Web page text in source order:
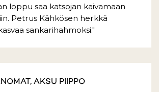
loppu saa katsojan kaivamaan
Petrus Kähkösen herkkä
sankarihahmoksi."
AKSU PIIPPO